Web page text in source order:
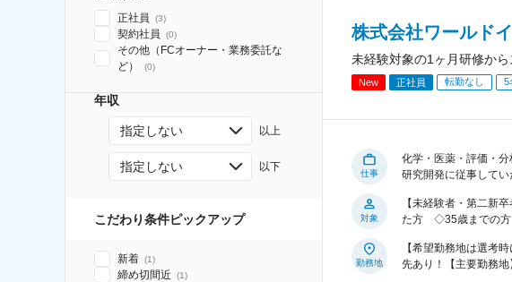
正社員 (3)
契約社員 (0)
その他（FCオーナー・業務委託な
ど）
(0)
年収
指定しない 以上
指定しない 以下
こだわり条件ピックアップ
新着 (1)
締め切間近 (1)
株式会社ワールド
未経験対象の1ヶ月研修から
New 正社員 転勤なし 5
仕事
化学・医薬・評価・
研究開発に従事してい
対象
【未経験者・第二新
た方 ◇35歳までの方
勤務地
【希望勤務地は選考
先あり！【主要勤務